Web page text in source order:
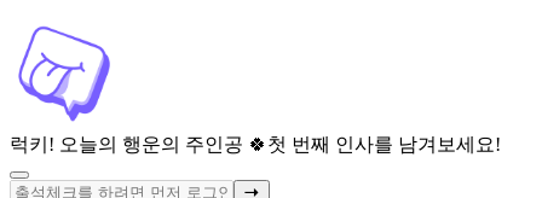
럭키! 오늘의 행운의 주인공 🍀 첫 번째 인사를 남겨보세요!